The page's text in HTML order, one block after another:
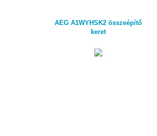
AEG A1WYHSK2 összeépítő
keret